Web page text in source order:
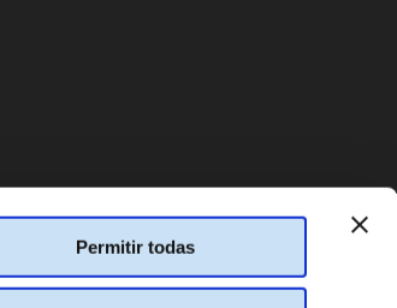
Permitir todas